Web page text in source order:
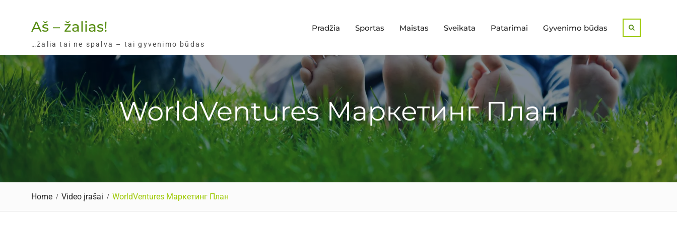
Aš – žalias!
…žalia tai ne spalva – tai gyvenimo būdas
Pradžia Sportas Maistas Sveikata Patarimai Gyvenimo būdas
WorldVentures Маркетинг План
Home Video įrašai WorldVentures Маркетинг План